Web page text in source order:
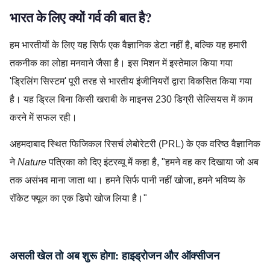
भारत के लिए क्यों गर्व की बात है?
हम भारतीयों के लिए यह सिर्फ एक वैज्ञानिक डेटा नहीं है, बल्कि यह हमारी
तकनीक का लोहा मनवाने जैसा है। इस मिशन में इस्तेमाल किया गया
'ड्रिलिंग सिस्टम' पूरी तरह से भारतीय इंजीनियरों द्वारा विकसित किया गया
है। यह ड्रिल बिना किसी खराबी के माइनस 230 डिग्री सेल्सियस में काम
करने में सफल रही।
अहमदाबाद स्थित फिजिकल रिसर्च लेबोरेटरी (PRL) के एक वरिष्ठ वैज्ञानिक
नेNatureपत्रिका को दिए इंटरव्यू में कहा है, "हमने वह कर दिखाया जो अब
तक असंभव माना जाता था। हमने सिर्फ पानी नहीं खोजा, हमने भविष्य के
रॉकेट फ्यूल का एक डिपो खोज लिया है।"
असली खेल तो अब शुरू होगा: हाइड्रोजन और ऑक्सीजन